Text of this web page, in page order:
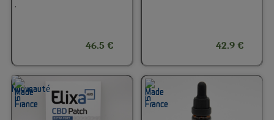
46.5 € 42.9 €